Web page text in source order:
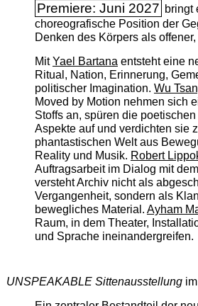
Premiere: Juni 2027 bringt
choreografische Position der
Denken des Körpers als
MitYael Bartanaentsteht eine
Ritual, Nation, Erinnerung,
politischer Imagination. Wu
Moved by Motion nehmen sich
Stoffs an, spüren die
Aspekte auf und verdichten sie
phantastischen Welt aus
Reality und Musik. Robert
Auftragsarbeit im Dialog mit
versteht Archiv nicht als
Vergangenheit, sondern als
bewegliches Material. Ayham
Raum, in dem Theater,
und Sprache ineinandergreifen.
UNSPEAKABLE Sittenausstellungim